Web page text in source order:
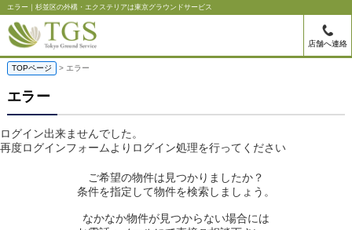
エラー｜杉並区の外構・エクステリアは東京グラウンドサービス
店舗へ連絡
TOPページ > エラー
エラー
ログイン出来ませんでした。
再度ログインフォームよりログイン処理を行ってください
ご希望の物件は見つかりましたか？
条件を指定して物件を検索しましょう。
なかなか物件が見つからない場合には